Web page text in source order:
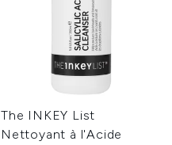
The INKEY List
Nettoyant à l'Acide